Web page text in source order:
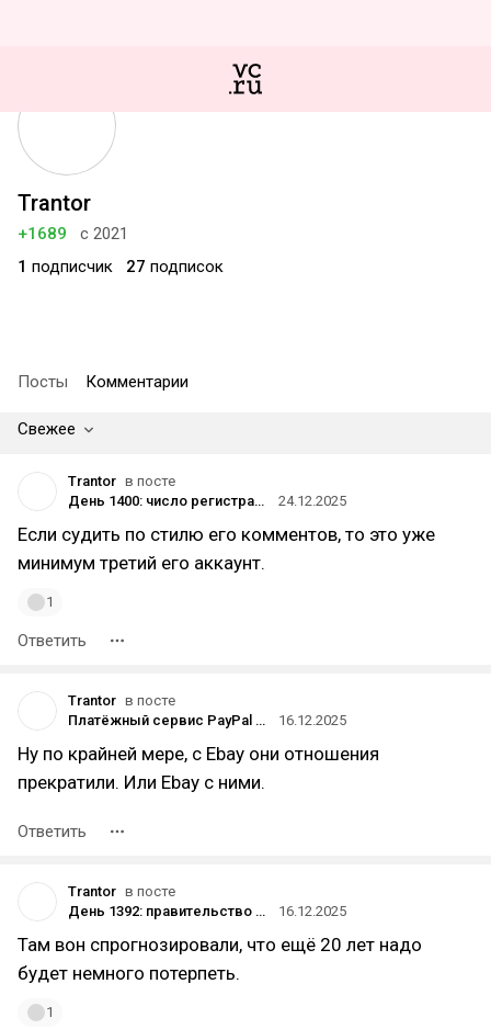
Trantor
+1689
с 2021
1 подписчик 27 подписок
Посты Комментарии
Свежее
Trantor в посте
День 1400: число регистраций новых ИП и малых предприятий в России за девять месяцев 2025 года сократилось больше чем на 20%
24.12.2025
Если судить по стилю его комментов, то это уже
минимум третий его аккаунт.
1
Ответить
Trantor в посте
Платёжный сервис PayPal подал заявку на получение банковской лицензии в США
16.12.2025
Ну по крайней мере, с Ebay они отношения
прекратили. Или Ebay с ними.
Ответить
Trantor в посте
День 1392: правительство спрогнозировало сохранение дефицита бюджета до 2042 года
16.12.2025
Там вон спрогнозировали, что ещё 20 лет надо
будет немного потерпеть.
1